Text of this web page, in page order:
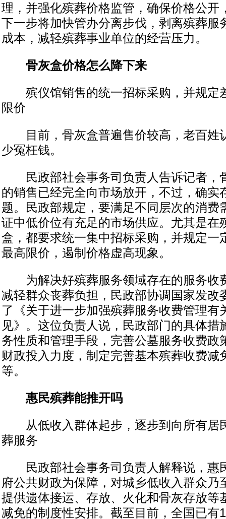
理，并强化殡葬价格监管，确保价格公开
下一步将加快管办分离步伐，剥离殡葬服
成本，减轻殡葬事业单位的经营压力。
骨灰盒价格怎么降下来
殡仪馆销售的统一招标采购，并规定
限价
目前，骨灰盒普遍售价较高，老百姓
少冤枉钱。
民政部社会事务司负责人告诉记者，
的销售已经完全向市场放开，不过，确实
题。民政部规定，要满足不同层次的消费
证中低价位有充足的市场供应。尤其是在
盒，都要求统一集中招标采购，并规定一
最高限价，遏制价格虚高现象。
为解决好殡葬服务领域存在的服务收
减轻群众丧葬负担，民政部协调国家发改
了《关于进一步加强殡葬服务收费管理有
见》。这位负责人说，民政部门的具体措
务性质和管理手段，完善公墓服务收费政
财政投入力度，制定完善基本殡葬收费减
等。
惠民殡葬能推开吗
从低收入群体起步，逐步到向所有居
葬服务
民政部社会事务司负责人解释说，惠
府公共财政为保障，对城乡低收入群众乃
提供遗体接运、存放、火化和骨灰存放等
减免的制度性安排。截至目前，全国已有